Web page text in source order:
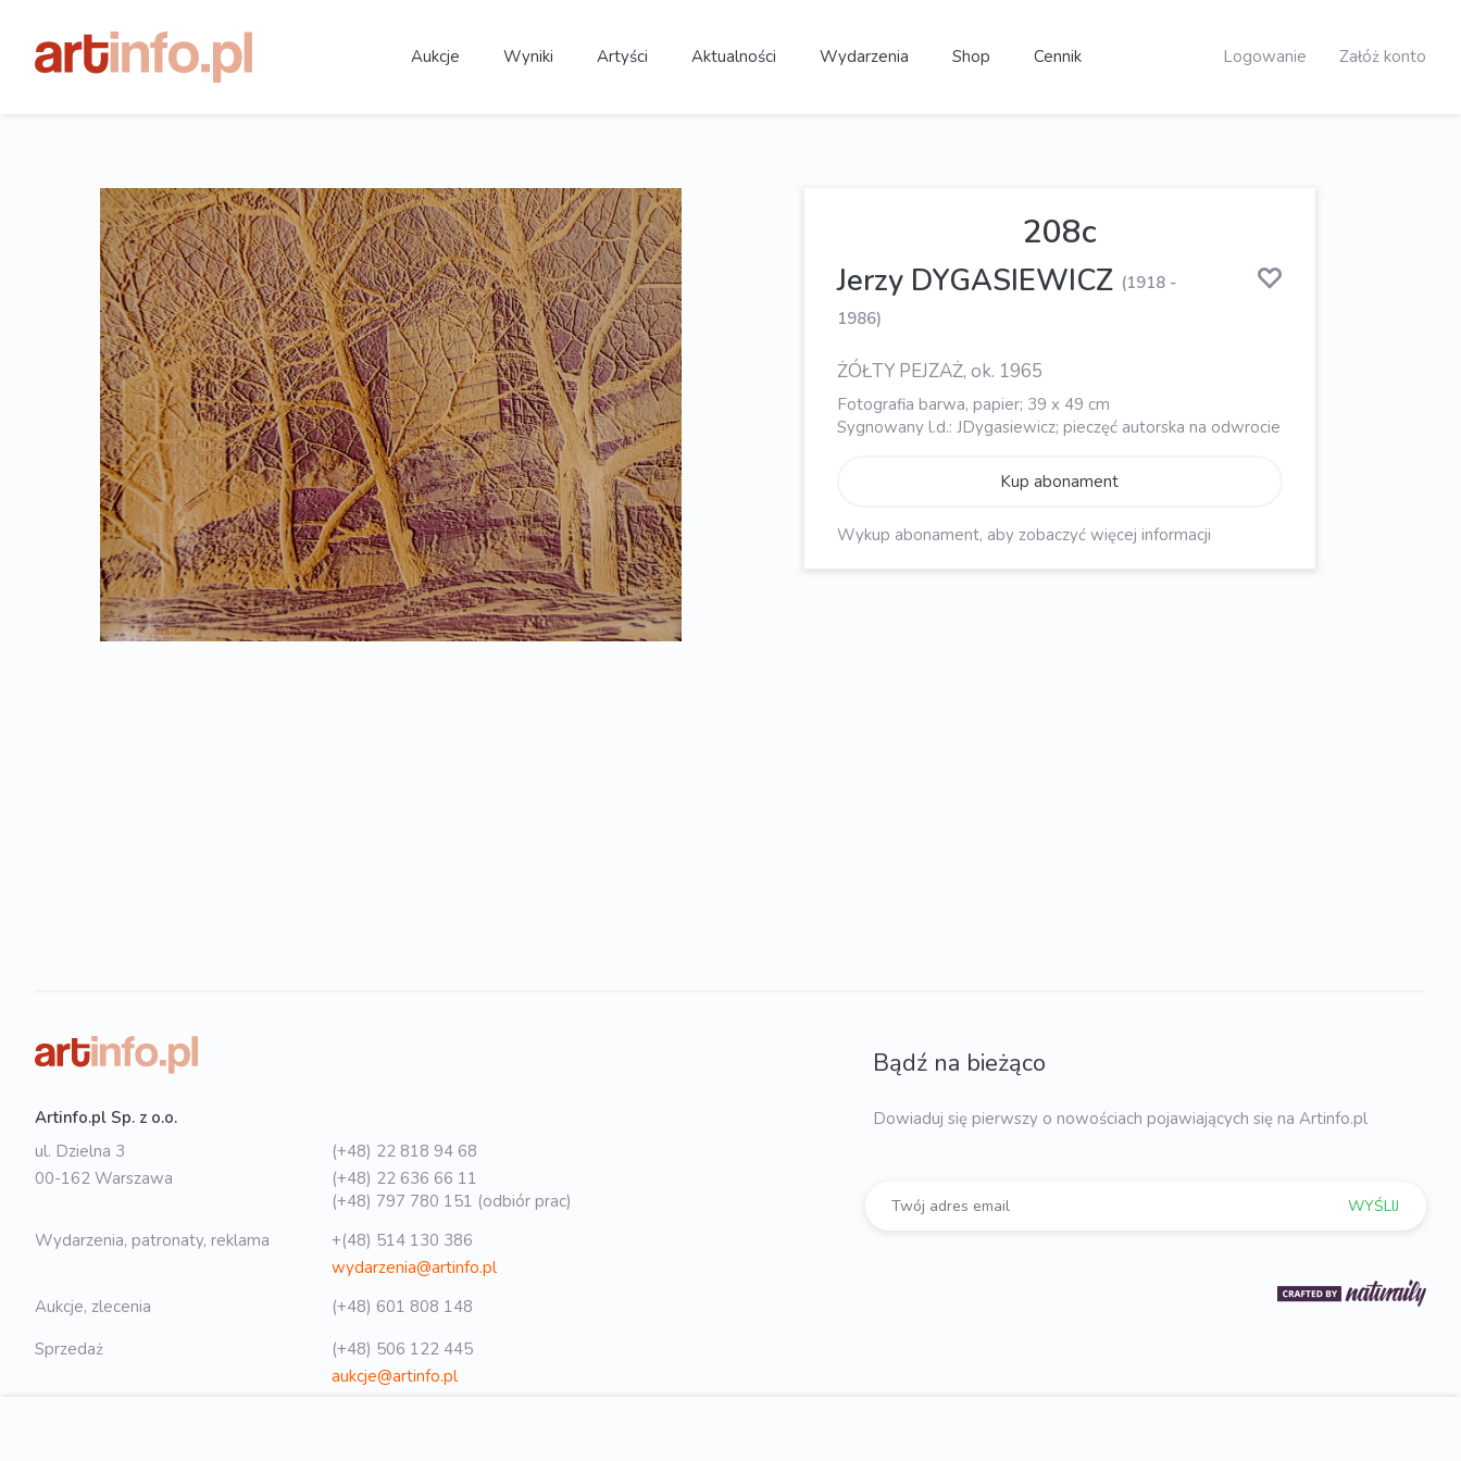
Aukcje Wyniki Artyści Aktualności Wydarzenia Shop Cennik Logowanie Załóż konto
208c
Jerzy DYGASIEWICZ (1918 -
1986)
ŻÓŁTY PEJZAŻ, ok. 1965
Fotografia barwa, papier; 39 x 49 cm
Sygnowany l.d.: JDygasiewicz; pieczęć autorska na odwrocie
Kup abonament
Wykup abonament, aby zobaczyć więcej informacji
Artinfo.pl Sp. z o.o.
ul. Dzielna 3
00-162 Warszawa
(+48) 22 818 94 68
(+48) 22 636 66 11
(+48) 797 780 151 (odbiór prac)
Wydarzenia, patronaty, reklama
+(48) 514 130 386
wydarzenia@artinfo.pl
Aukcje, zlecenia
(+48) 601 808 148
Sprzedaż
(+48) 506 122 445
aukcje@artinfo.pl
Bądź na bieżąco
Dowiaduj się pierwszy o nowościach pojawiających się na Artinfo.pl
WYŚLIJ